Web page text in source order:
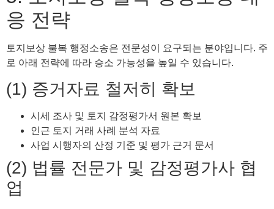
응 전략
토지보상 불복 행정소송은 전문성이 요구되는 분야입니다. 주
로 아래 전략에 따라 승소 가능성을 높일 수 있습니다.
(1) 증거자료 철저히 확보
시세 조사 및 토지 감정평가서 원본 확보
인근 토지 거래 사례 분석 자료
사업 시행자의 산정 기준 및 평가 근거 문서
(2) 법률 전문가 및 감정평가사 협
업